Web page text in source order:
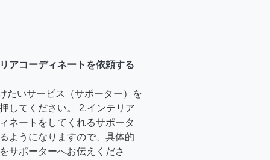
アコーディネートを依頼する
たいサービス（サポーター）を
してください。 2.インテリア
ネートをしてくれるサポータ
ようになりますので、具体的
サポーターへお伝えくださ